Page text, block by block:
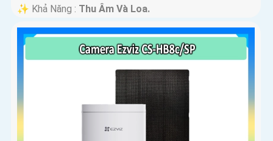
️✨ Khả Năng : Thu Âm Và Loa.